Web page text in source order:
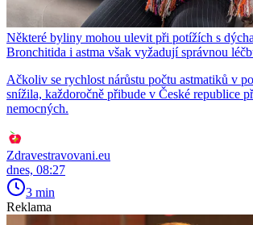
Některé byliny mohou ulevit při potížích s
Bronchitida i astma však vyžadují správnou
Ačkoliv se rychlost nárůstu počtu astmatiků v
snížila, každoročně přibude v České republice
nemocných.
Zdravestravovani.eu
dnes, 08:27
3 min
Reklama